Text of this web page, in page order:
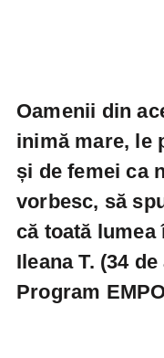
Oamenii din
inimă mare, le
și de femei ca
vorbesc, să
că toată lumea
Ileana T. (34
Program